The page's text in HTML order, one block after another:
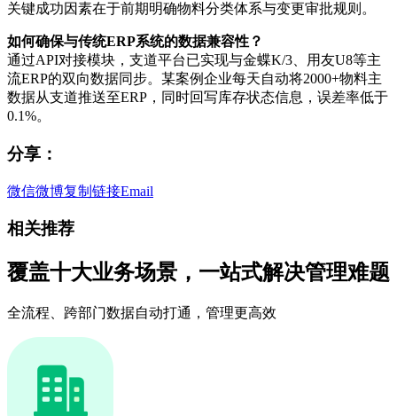
关键成功因素在于前期明确物料分类体系与变更审批规则。
如何确保与传统ERP系统的数据兼容性？
通过API对接模块，支道平台已实现与金蝶K/3、用友U8等主
流ERP的双向数据同步。某案例企业每天自动将2000+物料主
数据从支道推送至ERP，同时回写库存状态信息，误差率低于
0.1%。
分享：
微信微博复制链接Email
相关推荐
覆盖十大业务场景，一站式解决管理难题
全流程、跨部门数据自动打通，管理更高效